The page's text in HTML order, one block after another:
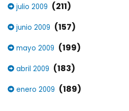
julio 2009 (211)
junio 2009 (157)
mayo 2009 (199)
abril 2009 (183)
enero 2009 (189)